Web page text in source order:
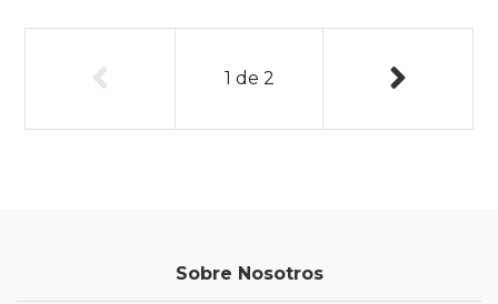
1 de 2
Sobre Nosotros